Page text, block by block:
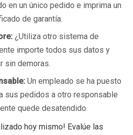
en un único pedido e imprima un
de garantía.
¿Utiliza otro sistema de
importe todos sus datos y
sin demoras.
Un empleado se ha puesto
sus pedidos a otro responsable
quede desatendido.
hoy mismo! Evalúe las